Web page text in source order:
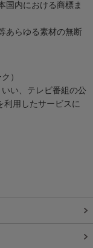
国内における商標ま
あらゆる素材の無断
）
いい、テレビ番組の公
利用したサービスに